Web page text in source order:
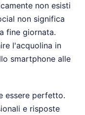
non esisti
non significa
fine giornata.
l'acquolina in
smartphone alle
essere perfetto.
e risposte